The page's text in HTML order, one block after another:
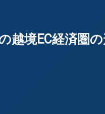
越境EC経済圏